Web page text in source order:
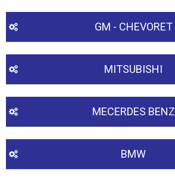
GM - CHEVORET
MITSUBISHI
MECERDES BENZ
BMW